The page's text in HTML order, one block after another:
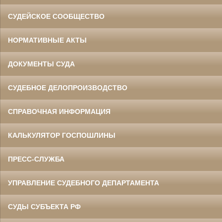
СУДЕЙСКОЕ СООБЩЕСТВО
НОРМАТИВНЫЕ АКТЫ
ДОКУМЕНТЫ СУДА
СУДЕБНОЕ ДЕЛОПРОИЗВОДСТВО
СПРАВОЧНАЯ ИНФОРМАЦИЯ
КАЛЬКУЛЯТОР ГОСПОШЛИНЫ
ПРЕСС-СЛУЖБА
УПРАВЛЕНИЕ СУДЕБНОГО ДЕПАРТАМЕНТА
СУДЫ СУБЪЕКТА РФ